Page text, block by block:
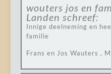
wouters jos en
Landen schreef:
Innige deelneming en
familie
Frans en Jos Wauters ,